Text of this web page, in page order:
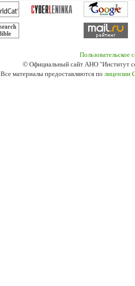
Пользовательское
© Официальный сайт АНО "Институт
Все материалы предоставляются по лицензии